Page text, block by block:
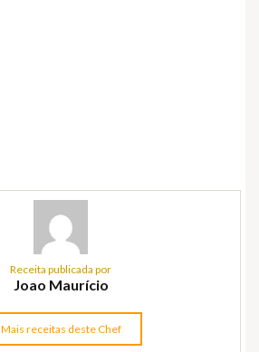
Receita publicada por
Joao Maurício
Mais receitas deste Chef